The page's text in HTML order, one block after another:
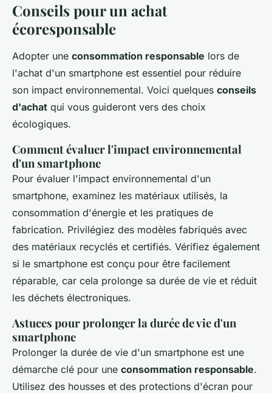
Conseils pour un achat
écoresponsable
Adopter une consommation responsable lors de
l'achat d'un smartphone est essentiel pour réduire
son impact environnemental. Voici quelques conseils
d'achat qui vous guideront vers des choix
écologiques.
Comment évaluer l'impact environnemental
d'un smartphone
Pour évaluer l'impact environnemental d'un
smartphone, examinez les matériaux utilisés, la
consommation d'énergie et les pratiques de
fabrication. Privilégiez des modèles fabriqués avec
des matériaux recyclés et certifiés. Vérifiez également
si le smartphone est conçu pour être facilement
réparable, car cela prolonge sa durée de vie et réduit
les déchets électroniques.
Astuces pour prolonger la durée de vie d'un
smartphone
Prolonger la durée de vie d'un smartphone est une
démarche clé pour une consommation responsable.
Utilisez des housses et des protections d'écran pour